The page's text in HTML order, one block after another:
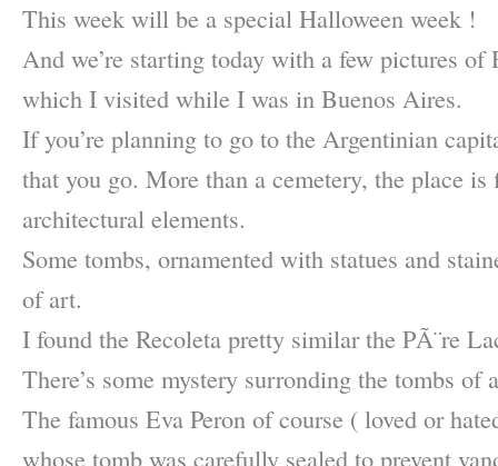
This week will be a special Halloween week !
And we’re starting today with a few pictures of
which I visited while I was in Buenos Aires.
If you’re planning to go to the Argentinian
that you go. More than a cemetery, the place
architectural elements.
Some tombs, ornamented with statues and
of art.
I found the Recoleta pretty similar the PÃ¨re
There’s some mystery surronding the tombs of
The famous Eva Peron of course ( loved or
whose tomb was carefully sealed to prevent